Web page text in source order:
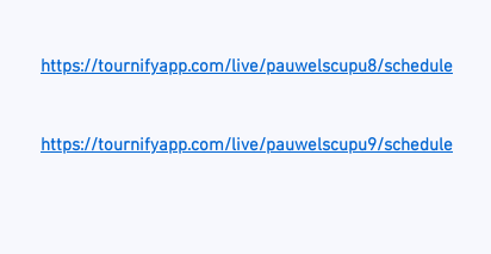
https://tournifyapp.com/live/pauwelscupu8/schedule
https://tournifyapp.com/live/pauwelscupu9/schedule